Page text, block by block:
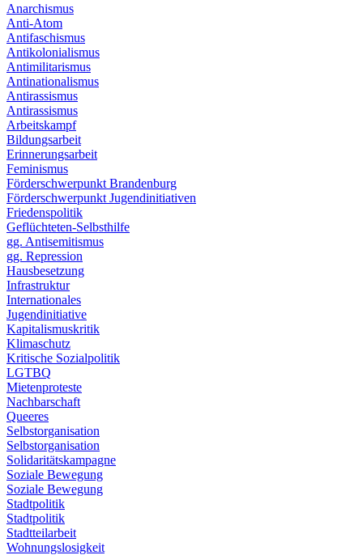
Anarchismus
Anti-Atom
Antifaschismus
Antikolonialismus
Antimilitarismus
Antinationalismus
Antirassismus
Antirassismus
Arbeitskampf
Bildungsarbeit
Erinnerungsarbeit
Feminismus
Förderschwerpunkt Brandenburg
Förderschwerpunkt Jugendinitiativen
Friedenspolitik
Geflüchteten-Selbsthilfe
gg. Antisemitismus
gg. Repression
Hausbesetzung
Infrastruktur
Internationales
Jugendinitiative
Kapitalismuskritik
Klimaschutz
Kritische Sozialpolitik
LGTBQ
Mietenproteste
Nachbarschaft
Queeres
Selbstorganisation
Selbstorganisation
Solidaritätskampagne
Soziale Bewegung
Soziale Bewegung
Stadtpolitik
Stadtpolitik
Stadtteilarbeit
Wohnungslosigkeit